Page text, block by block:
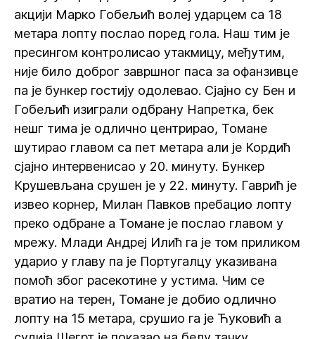
акцији Марко Гобељић волеј ударцем са 18
метара лопту послао поред гола. Наш тим је
пресингом контролисао утакмицу, међутим,
није било доброг завршног паса за офанзивце
па је бункер гостију одолевао. Сјајно су Бен и
Гобељић изиграли одбрану Напретка, бек
нешг тима је одлично центрирао, Томане
шутирао главом са пет метара али је Кордић
сјајно интервенисао у 20. минуту. Бункер
Крушевљана срушен је у 22. минуту. Гаврић је
извео корнер, Милан Павков пребацио лопту
преко одбране а Томане је послао главом у
мрежу. Млади Андреј Илић га је том приликом
ударио у главу па је Португалцу указивана
помоћ због расекотине у устима. Чим се
вратио на терен, Томане је добио одлично
лопту на 15 метара, срушио га је Ћуковић а